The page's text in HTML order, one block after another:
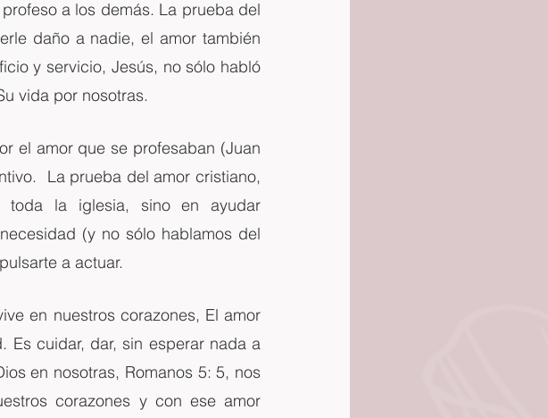
a los demás. La prueba del
daño a nadie, el amor también
y servicio, Jesús, no sólo habló
vida por nosotras.
el amor que se profesaban (Juan
La prueba del amor cristiano,
la iglesia, sino en ayudar
(y no sólo hablamos del
a actuar.
en nuestros corazones, El amor
cuidar, dar, sin esperar nada a
en nosotras, Romanos 5: 5, nos
corazones y con ese amor